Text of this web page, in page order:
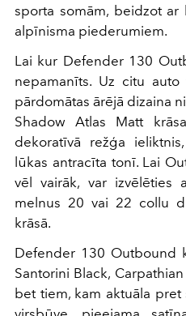
sporta somām, beidzot
alpīnisma piederumiem.
Lai kur Defender 130
nepamanīts. Uz citu
pārdomātas ārējā dizaina
Shadow Atlas Matt
dekoratīvā režģa
lūkas antracīta tonī. Lai
vēl vairāk, var izvēlēties
melnus 20 vai 22 collu
krāsā.
Defender 130 Outbound
Santorini Black,
bet tiem, kam aktuāla